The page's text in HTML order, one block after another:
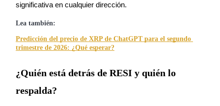
Deposit CASHCAT & Win
significativa en cualquier dirección.
Lea también:
Predicción del precio de XRP de ChatGPT para el segundo
trimestre de 2026: ¿Qué esperar?
¿Quién está detrás de RESI y quién lo
respalda?